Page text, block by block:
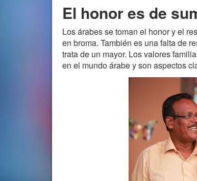
El honor es de
Los árabes se toman el honor y el
en broma. También es una falta de
trata de un mayor. Los valores
en el mundo árabe y son aspectos